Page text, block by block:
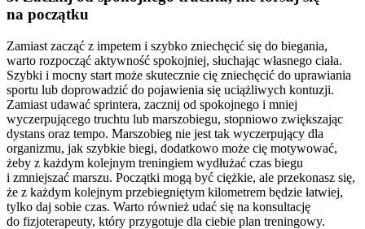
na początku
Zamiast zacząć z impetem i szybko zniechęcić się do biegania,
warto rozpocząć aktywność spokojniej, słuchając własnego ciała.
Szybki i mocny start może skutecznie cię zniechęcić do uprawiania
sportu lub doprowadzić do pojawienia się uciążliwych kontuzji.
Zamiast udawać sprintera, zacznij od spokojnego i mniej
wyczerpującego truchtu lub marszobiegu, stopniowo zwiększając
dystans oraz tempo. Marszobieg nie jest tak wyczerpujący dla
organizmu, jak szybkie biegi, dodatkowo może cię motywować,
żeby z każdym kolejnym treningiem wydłużać czas biegu
i zmniejszać marszu. Początki mogą być ciężkie, ale przekonasz się,
że z każdym kolejnym przebiegniętym kilometrem będzie łatwiej,
tylko daj sobie czas. Warto również udać się na konsultację
do fizjoterapeuty, który przygotuje dla ciebie plan treningowy.